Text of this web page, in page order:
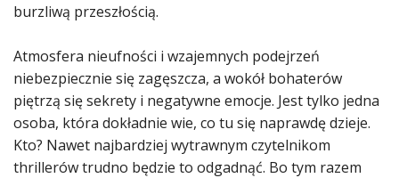
burzliwą przeszłością.
Atmosfera nieufności i wzajemnych podejrzeń
niebezpiecznie się zagęszcza, a wokół bohaterów
piętrzą się sekrety i negatywne emocje. Jest tylko jedna
osoba, która dokładnie wie, co tu się naprawdę dzieje.
Kto? Nawet najbardziej wytrawnym czytelnikom
thrillerów trudno będzie to odgadnąć. Bo tym razem